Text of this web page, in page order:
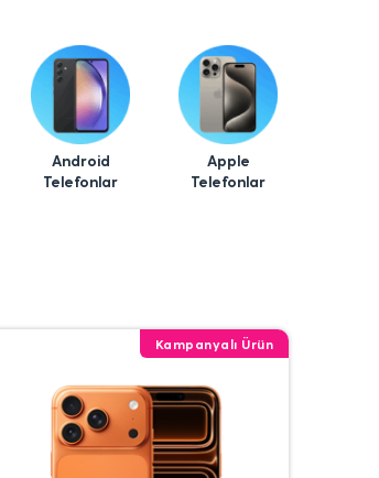
Android
Telefonlar
Apple
Telefonlar
Kampanyalı Ürün